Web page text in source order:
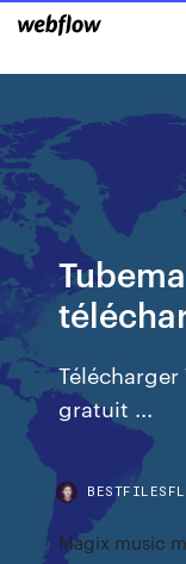
gratuit ...
Magix music